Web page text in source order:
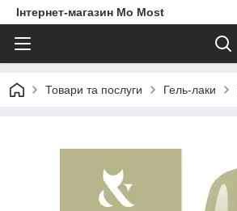
Інтернет-магазин Mo Most
Товари та послуги Гель-лаки